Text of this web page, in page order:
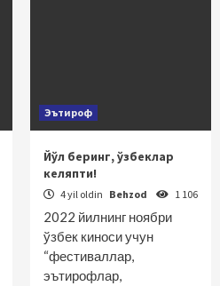
Эътироф
Йўл беринг, ўзбеклар
келяпти!
4 yil oldin Behzod 1 106
2022 йилнинг ноябри
ўзбек киноси учун
“фестиваллар,
эътирофлар,